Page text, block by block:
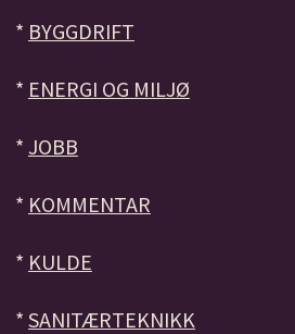
* BYGGDRIFT
* ENERGI OG MILJØ
* JOBB
* KOMMENTAR
* KULDE
* SANITÆRTEKNIKK